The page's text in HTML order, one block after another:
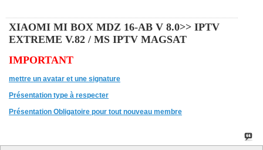
XIAOMI MI BOX MDZ 16-AB V 8.0>> IPTV
EXTREME V.82 / MS IPTV MAGSAT
IMPORTANT
mettre un avatar et une signature
Présentation type à respecter
Présentation Obligatoire pour tout nouveau membre